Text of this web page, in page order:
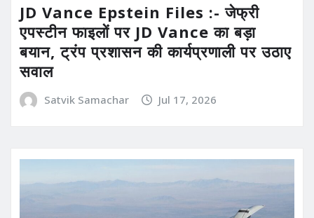
JD Vance Epstein Files :- जेफ्री
एपस्टीन फाइलों पर JD Vance का बड़ा
बयान, ट्रंप प्रशासन की कार्यप्रणाली पर उठाए
सवाल
Satvik Samachar Jul 17, 2026